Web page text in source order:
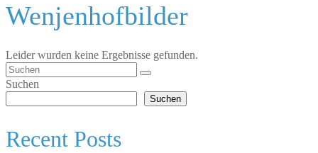
Wenjenhofbilder
Leider wurden keine Ergebnisse gefunden.
Suchen
nach:
Suchen
Suchen
Recent Posts